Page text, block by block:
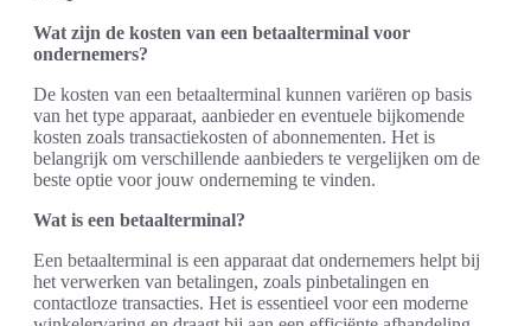
Wat zijn de kosten van een betaalterminal voor
ondernemers?
De kosten van een betaalterminal kunnen variëren op basis
van het type apparaat, aanbieder en eventuele bijkomende
kosten zoals transactiekosten of abonnementen. Het is
belangrijk om verschillende aanbieders te vergelijken om de
beste optie voor jouw onderneming te vinden.
Wat is een betaalterminal?
Een betaalterminal is een apparaat dat ondernemers helpt bij
het verwerken van betalingen, zoals pinbetalingen en
contactloze transacties. Het is essentieel voor een moderne